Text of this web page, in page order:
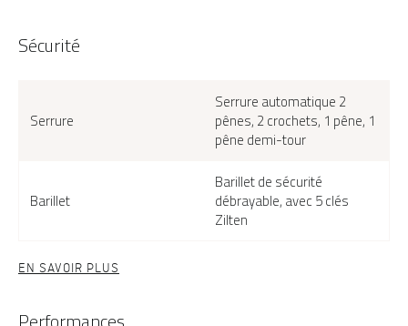
Sécurité
Serrure
Serrure automatique 2
pênes, 2 crochets, 1 pêne, 1
pêne demi-tour
Barillet
Barillet de sécurité
débrayable, avec 5 clés
Zilten
EN SAVOIR PLUS